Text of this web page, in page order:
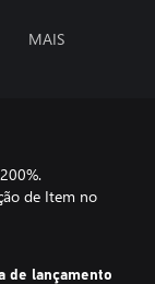
MAIS
de Item no
de lançamento